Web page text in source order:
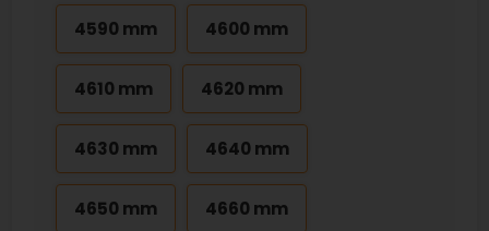
4590 mm 4600 mm
4610 mm 4620 mm
4630 mm 4640 mm
4650 mm 4660 mm